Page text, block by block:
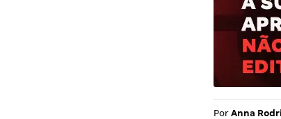
Por Anna